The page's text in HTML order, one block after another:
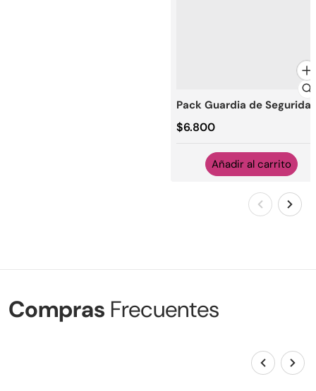
Pack Guardia de
Precio regular
$6.800
Añadir al carrito
Compras Frecuentes